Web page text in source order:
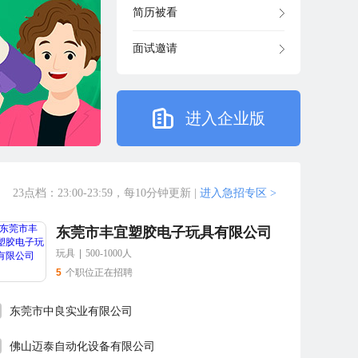
简历被看
面试邀请
进入企业版
23点档：23:00-23:59，每10分钟更新 进入急招专区 >
东莞市丰宜塑胶电子玩具有限公司
玩具
500-1000人
5 个职位正在招聘
东莞市中良实业有限公司
佛山迈泰自动化设备有限公司